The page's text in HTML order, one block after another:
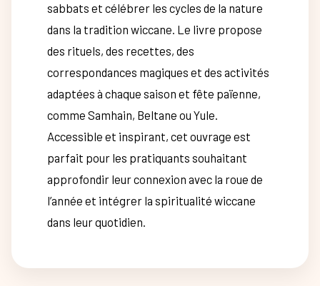
sabbats et célébrer les cycles de la nature
dans la tradition wiccane. Le livre propose
des rituels, des recettes, des
correspondances magiques et des activités
adaptées à chaque saison et fête païenne,
comme Samhain, Beltane ou Yule.
Accessible et inspirant, cet ouvrage est
parfait pour les pratiquants souhaitant
approfondir leur connexion avec la roue de
l’année et intégrer la spiritualité wiccane
dans leur quotidien.